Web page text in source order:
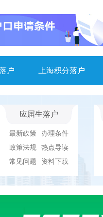
户 上海积分落户
应届生落户
最新政策
办理条件
政策法规
热点导读
常见问题
资料下载